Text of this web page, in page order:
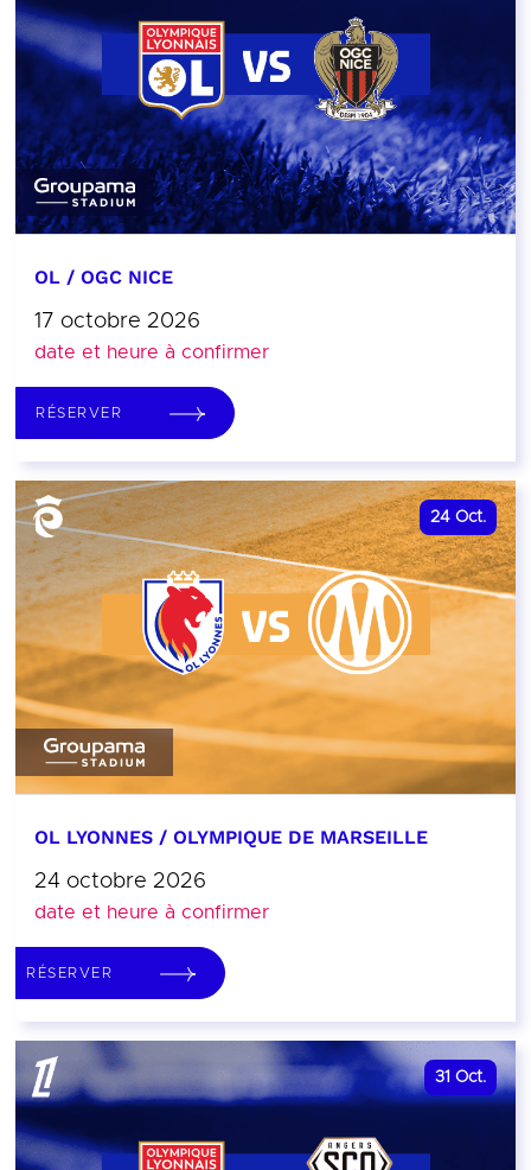
OL / OGC NICE
17 octobre 2026
date et heure à confirmer
RÉSERVER
24 Oct.
OL LYONNES / OLYMPIQUE DE MARSEILLE
24 octobre 2026
date et heure à confirmer
RÉSERVER
31 Oct.